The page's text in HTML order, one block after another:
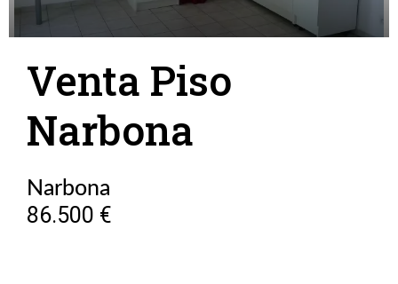
Venta Piso
Narbona
Narbona
86.500 €